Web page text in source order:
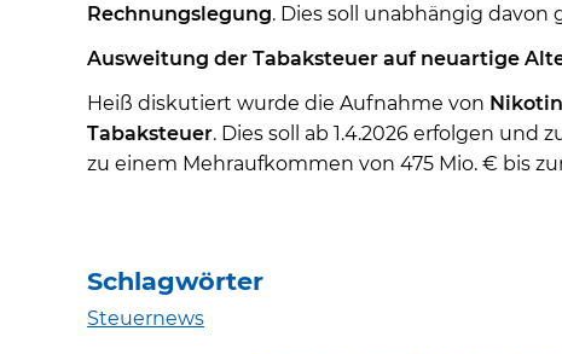
Rechnungslegung. Dies soll unabhängig
Ausweitung der Tabaksteuer auf neuartige
Heiß diskutiert wurde die Aufnahme von
Tabaksteuer. Dies soll ab 1.4.2026 erfolgen
zu einem Mehraufkommen von 475 Mio. € bis
Schlagwörter
Steuernews